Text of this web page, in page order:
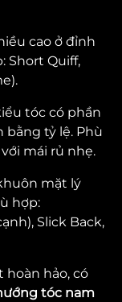
cao ở đỉnh
Short Quiff,
tóc có phần
bằng tỷ lệ. Phù
mái rủ nhẹ.
mặt lý
hợp:
Slick Back,
hảo, có
tóc nam